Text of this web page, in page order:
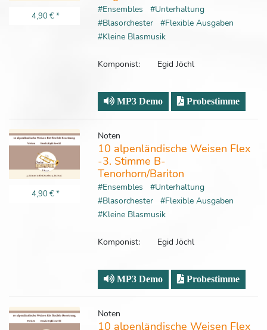
4,90 €*
#Ensembles
#Unterhaltung
#Blasorchester
#Flexible Ausgaben
#Kleine Blasmusik
Komponist: Egid Jöchl
MP3 Demo Probestimme
4,90 €*
Noten
10 alpenländische Weisen Flex
-3. Stimme B-
Tenorhorn/Bariton
#Ensembles
#Unterhaltung
#Blasorchester
#Flexible Ausgaben
#Kleine Blasmusik
Komponist: Egid Jöchl
MP3 Demo Probestimme
Noten
10 alpenländische Weisen Flex